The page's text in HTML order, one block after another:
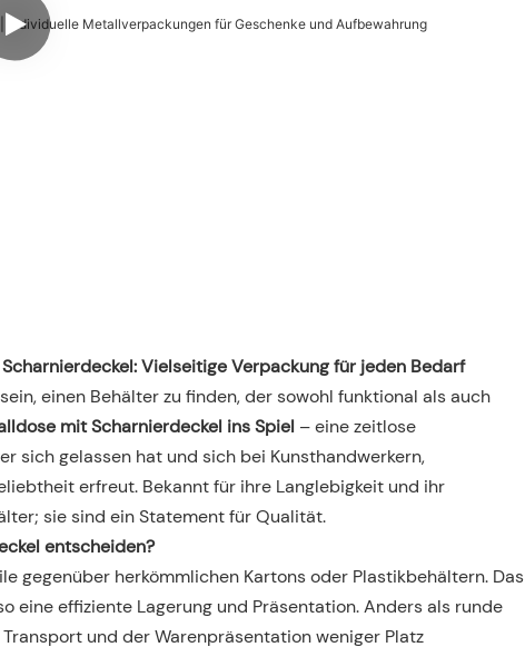
Vielseitige Verpackung für jeden Bedarf
einen Behälter zu finden, der sowohl funktional als auch
mit Scharnierdeckel ins Spiel – eine zeitlose
sich gelassen hat und sich bei Kunsthandwerkern,
erfreut. Bekannt für ihre Langlebigkeit und ihr
sie sind ein Statement für Qualität.
entscheiden?
gegenüber herkömmlichen Kartons oder Plastikbehältern. Das
eine effiziente Lagerung und Präsentation. Anders als runde
und der Warenpräsentation weniger Platz